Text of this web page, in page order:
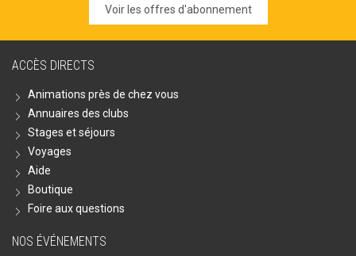
Voir les offres d'abonnement
ACCÈS DIRECTS
Animations près de chez vous
Annuaires des clubs
Stages et séjours
Voyages
Aide
Boutique
Foire aux questions
NOS ÉVÉNEMENTS